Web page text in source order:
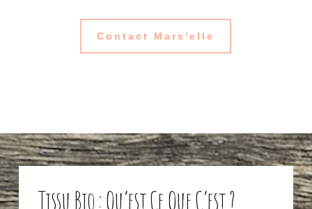
Contact Mars'elle
Tissu Bio : Qu’est Ce Que C’est ?